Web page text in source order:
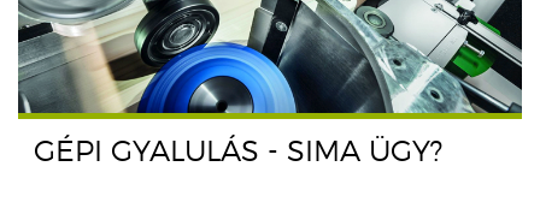
GÉPI GYALULÁS - SIMA ÜGY?